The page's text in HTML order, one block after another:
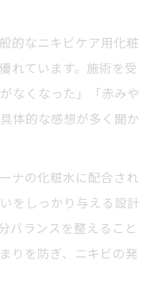
的なニキビケア用化粧
れています。施術を受
なくなった」「赤みや
体的な感想が多く聞か
ナの化粧水に配合され
をしっかり与える設計
バランスを整えること
りを防ぎ、ニキビの発